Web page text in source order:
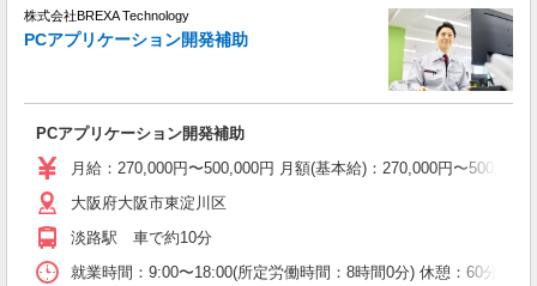
株式会社BREXA Technology
PCアプリケーション開発補助
PCアプリケーション開発補助
月給：270,000円〜500,000円 月額(基本給)：270,000円〜
大阪府大阪市東淀川区
淡路駅 車で約10分
就業時間：9:00〜18:00(所定労働時間：8時間0分) 休憩：60分